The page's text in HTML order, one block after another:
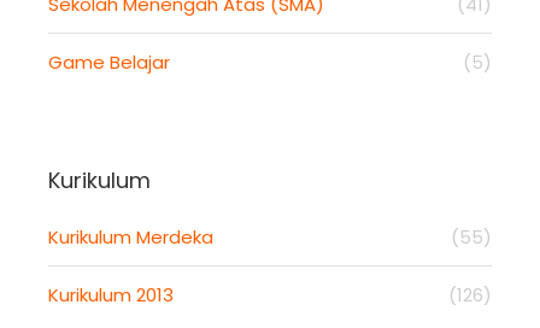
Game Belajar (5)
Kurikulum
Kurikulum Merdeka (55)
Kurikulum 2013 (126)